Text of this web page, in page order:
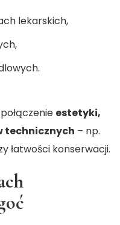
lekarskich,
estetyki,
technicznych – np.
łatwości konserwacji.